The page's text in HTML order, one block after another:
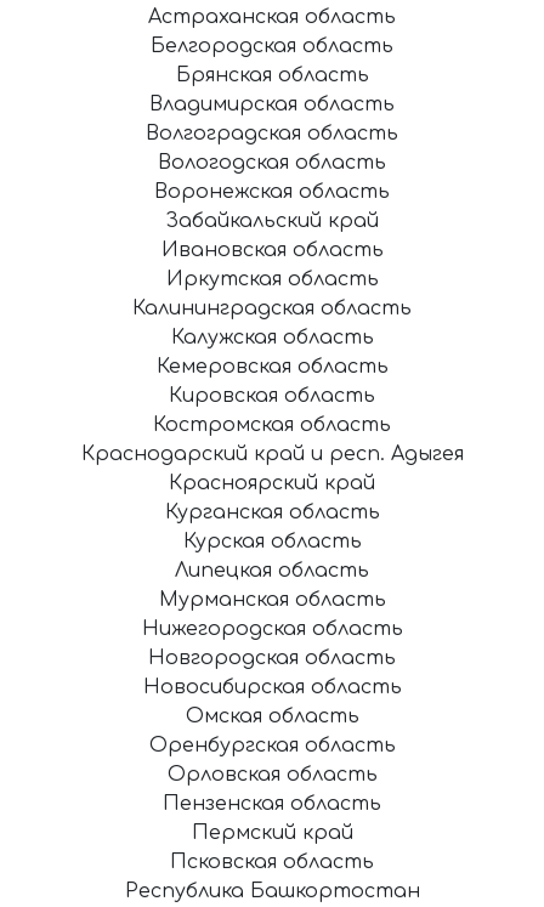
Астраханская область
Белгородская область
Брянская область
Владимирская область
Волгоградская область
Вологодская область
Воронежская область
Забайкальский край
Ивановская область
Иркутская область
Калининградская область
Калужская область
Кемеровская область
Кировская область
Костромская область
Краснодарский край и респ. Адыгея
Красноярский край
Курганская область
Курская область
Липецкая область
Мурманская область
Нижегородская область
Новгородская область
Новосибирская область
Омская область
Оренбургская область
Орловская область
Пензенская область
Пермский край
Псковская область
Республика Башкортостан